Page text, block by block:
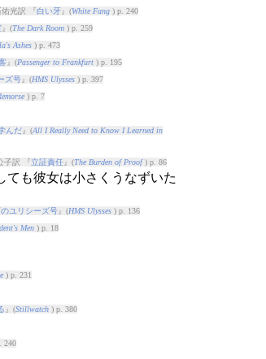
光訳 『白い牙』(White Fang) p. 240
』(The Dark Room) p. 259
Ashes) p. 473
』(Passenger to Frankfurt) p. 195
ズ号』(HMS Ulysses) p. 397
) p. 7
んだ』(All I Really Need to Know I Learned in
子訳 『立証責任』(The Burden of Proof) p. 86
ても彼女は小さくうなずいた
ユリシーズ号』(HMS Ulysses) p. 136
Men) p. 18
) p. 231
』(Stillwatch) p. 380
240